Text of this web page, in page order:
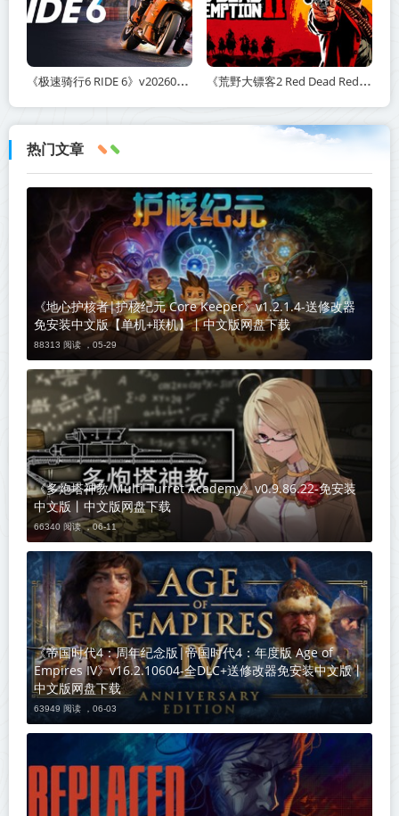
《极速骑行6 RIDE 6》v20260511-免安装中文版丨中文版网盘下载 《荒野大镖客2 Red Dead Redemption 2》v1491.50-打包mod+送修改器丨中文版网盘下载
热门文章
《地心护核者|护核纪元 Core Keeper》v1.2.1.4-送修改器
免安装中文版【单机+联机】丨中文版网盘下载
88313 阅读 ，05-29
《多炮塔神教 Multi Turret Academy》v0.9.86.22-免安装
中文版丨中文版网盘下载
66340 阅读 ，06-11
《帝国时代4：周年纪念版|帝国时代4：年度版 Age of
Empires IV》v16.2.10604-全DLC+送修改器免安装中文版丨
中文版网盘下载
63949 阅读 ， 06-03